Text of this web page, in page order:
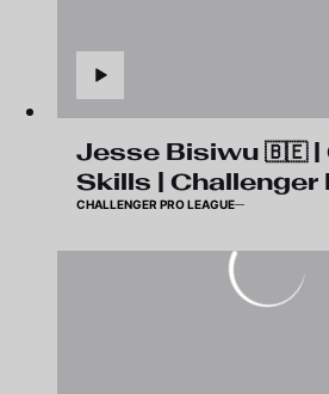
Jesse Bisiwu 🇧🇪 |
Skills | Challenger
CHALLENGER PRO LEAGUE